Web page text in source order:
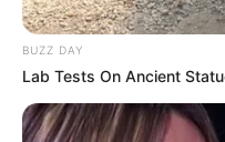
BUZZ DAY
Lab Tests On Ancient